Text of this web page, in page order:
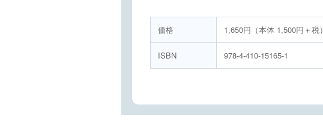
価格 1,650円（本体 1,500円＋税）
ISBN 978-4-410-15165-1